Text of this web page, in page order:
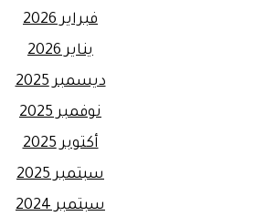
فبراير 2026
يناير 2026
ديسمبر 2025
نوفمبر 2025
أكتوبر 2025
سبتمبر 2025
سبتمبر 2024